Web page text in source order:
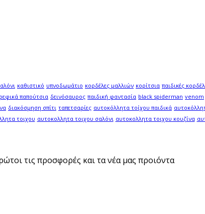
καθιστικό υπνοδωμάτιο κορδέλες μαλλιών κορίτσια παιδικές
παπούτσια δεινόσαυρος παιδική φαντασία black spiderman venom
διακόσμηση σπίτι ταπετσαρίες αυτοκόλλητα τοίχου παιδικά
τοιχου αυτοκολλητα τοιχου σαλόνι αυτοκολλητα τοιχου κουζίνα
τις προσφορές και τα νέα μας προιόντα